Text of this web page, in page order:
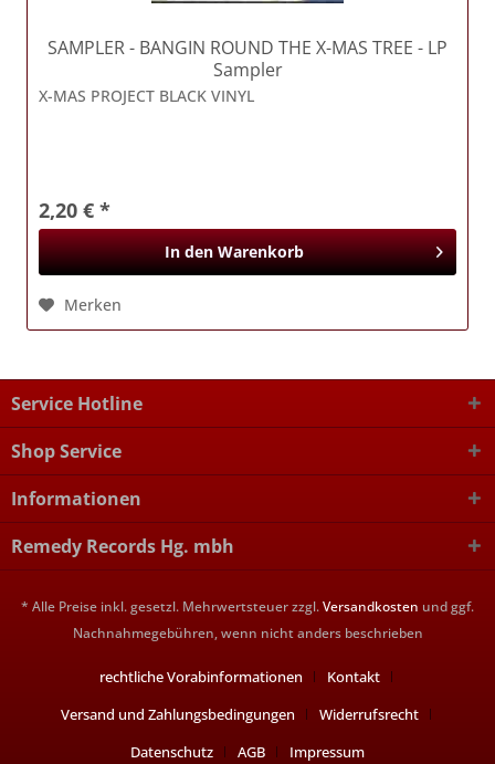
SAMPLER- BANGIN ROUND THE X-MAS TREE - LP
Sampler
X-MAS PROJECT BLACK VINYL
2,20 € *
In den Warenkorb
Merken
Service Hotline
Shop Service
Informationen
Remedy Records Hg. mbh
* Alle Preise inkl. gesetzl. Mehrwertsteuer zzgl.Versandkosten und ggf.
Nachnahmegebühren, wenn nicht anders beschrieben
rechtliche Vorabinformationen
Kontakt
Versand und Zahlungsbedingungen
Widerrufsrecht
Datenschutz
AGB Impressum